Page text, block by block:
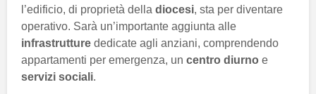
l’edificio, di proprietà della diocesi, sta per diventare
operativo. Sarà un’importante aggiunta alle
infrastrutture dedicate agli anziani, comprendendo
appartamenti per emergenza, un centro diurno e
servizi sociali.